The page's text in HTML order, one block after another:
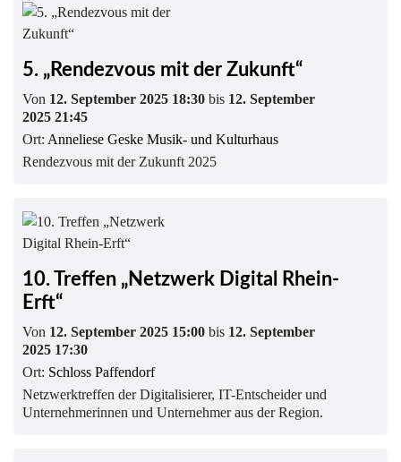
5. „Rendezvous mit der Zukunft“
Von 12. September 2025 18:30 bis 12. September
2025 21:45
Ort: Anneliese Geske Musik- und Kulturhaus
Rendezvous mit der Zukunft 2025
10. Treffen „Netzwerk Digital Rhein-
Erft“
Von 12. September 2025 15:00 bis 12. September
2025 17:30
Ort: Schloss Paffendorf
Netzwerktreffen der Digitalisierer, IT-Entscheider und
Unternehmerinnen und Unternehmer aus der Region.